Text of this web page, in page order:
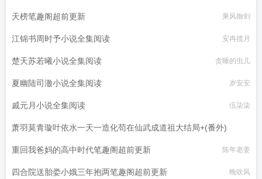
天榜笔趣阁超前更新 乘风御剑
江锦书周时予小说全集阅读 安冉揽月
楚天苏若曦小说全集阅读 贪睡的虫儿
夏幽陆司澈小说全集阅读 岁安安
戚元月小说全集阅读 伍柒柒
萧羽莫青璇叶依水一天一造化苟在仙武成道祖大结局+(番外)
日落倾河
重回我爸妈的高中时代笔趣阁超前更新 陈年老姜
四合院送胎娄小娥三年抱两笔趣阁超前更新 晚吹风